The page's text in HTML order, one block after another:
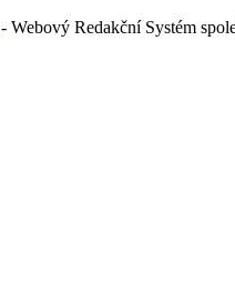
- Webový Redakční Systém